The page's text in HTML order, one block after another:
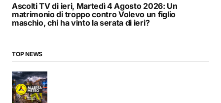
Ascolti TV di ieri, Martedì 4 Agosto 2026: Un
matrimonio di troppo contro Volevo un figlio
maschio, chi ha vinto la serata di ieri?
TOP NEWS